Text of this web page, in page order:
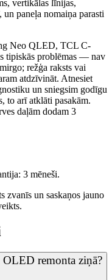
vertikālas līnijas,
paneļa nomaiņa parasti
Neo QLED, TCL C-
tipiskās problēmas — nav
režģa raksts vai
atdzīvināt. Atnesiet
un sniegsim godīgu
to arī atklāti pasakām.
daļām dodam 3
3 mēneši.
zvanīs un saskaņos jauno
remonta ziņā?